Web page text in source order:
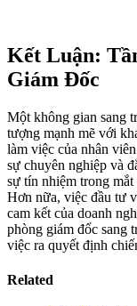
Kết Luận:
Giám Đốc
Một không gian sang
tượng mạnh mẽ với
làm việc của nhân
sự chuyên nghiệp và
sự tín nhiệm trong
Hơn nữa, việc đầu tư
cam kết của doanh
phòng giám đốc sang
việc ra quyết định
Related